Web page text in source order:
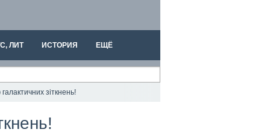
ЛИТ ИСТОРИЯ ЕЩЁ
зіткнень!